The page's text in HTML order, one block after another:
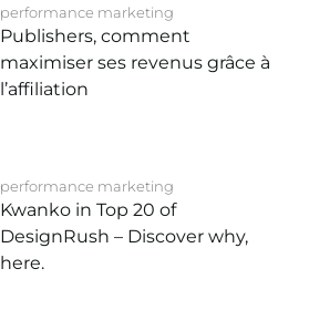
performance marketing
Publishers, comment
maximiser ses revenus grâce à
l’affiliation
performance marketing
Kwanko in Top 20 of
DesignRush – Discover why,
here.